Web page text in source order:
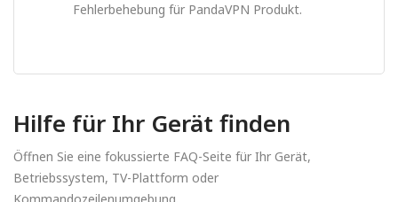
Fehlerbehebung für PandaVPN Produkt.
Hilfe für Ihr Gerät finden
Öffnen Sie eine fokussierte FAQ-Seite für Ihr Gerät,
Betriebssystem, TV-Plattform oder